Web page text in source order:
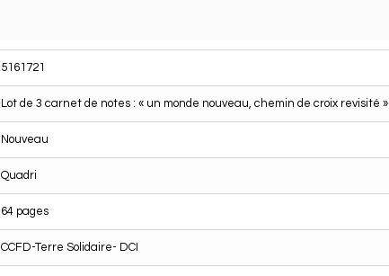
5161721
Lot de 3 carnet de notes : « un monde nouveau, chemin de croix revisité »
Nouveau
Quadri
64 pages
CCFD-Terre Solidaire- DCI